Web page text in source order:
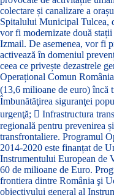
colectare și canalizare a
Spitalului Municipal Tulcea,
vor fi modernizate două
Izmail. De asemenea, vor fi
activează în domeniul
ceea ce privește dezastrele
Operațional Comun
(13,6 milioane de euro) încă
Îmbunătăţirea siguranţei
urgenţă;  Infrastructura
regională pentru prevenirea
transfrontaliere. Programul
2014-2020 este finanțat de
Instrumentului European de
60 de milioane de Euro.
frontiera dintre România şi
obiectivului general al